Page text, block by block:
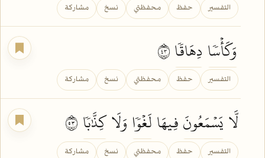
التفسير حفظ محفظتي نسخ مشاركة
وَكَأۡسٗا دِهَاقٗا
التفسير حفظ محفظتي نسخ مشاركة
لَّا يَسۡمَعُونَفِيهَا لَغۡوٗا وَلَاكِذَّٰبٗا
التفسير حفظ محفظتي نسخ مشاركة